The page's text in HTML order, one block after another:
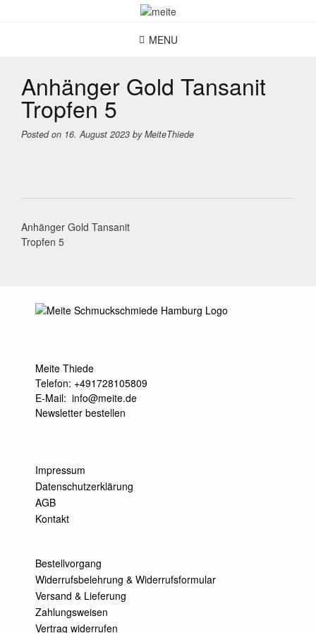
MENU
Anhänger Gold Tansanit
Tropfen 5
Posted on 16. August 2023 byMeiteThiede
Post
navigation
Anhänger Gold Tansanit
Tropfen 5
Meite Thiede
Telefon: +491728105809
E-Mail: info@meite.de
Newsletter bestellen
Impressum
Datenschutzerklärung
AGB
Kontakt
Bestellvorgang
Widerrufsbelehrung & Widerrufsformular
Versand & Lieferung
Zahlungsweisen
Vertrag widerrufen